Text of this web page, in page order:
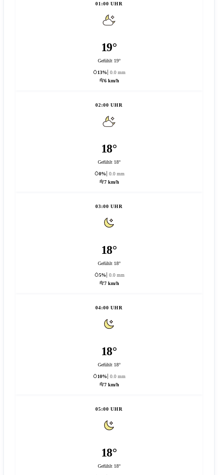
01:00 UHR
19°
Gefühlt 19°
13%
0.0 mm
6 km/h
02:00 UHR
18°
Gefühlt 18°
0%
0.0 mm
7 km/h
03:00 UHR
18°
Gefühlt 18°
5%
0.0 mm
7 km/h
04:00 UHR
18°
Gefühlt 18°
10%
0.0 mm
7 km/h
05:00 UHR
18°
Gefühlt 18°